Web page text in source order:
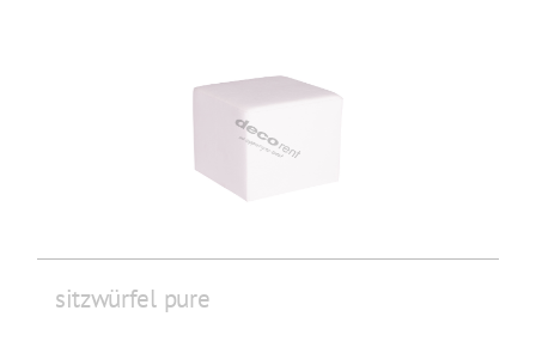
sitzwürfel pure